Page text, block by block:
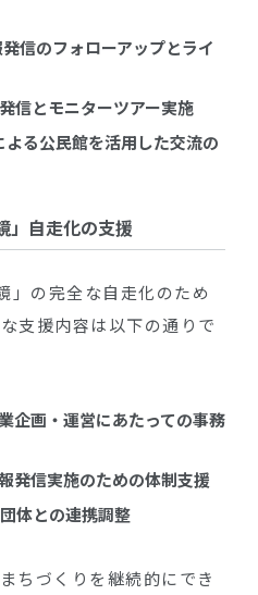
信のフォローアップとライ
信とモニターツアー実施
よる公民館を活用した交流の
」自走化の支援
の完全な自走化のため
支援内容は以下の通りで
企画・運営にあたっての事務
発信実施のための体制支援
体との連携調整
ちづくりを継続的にでき